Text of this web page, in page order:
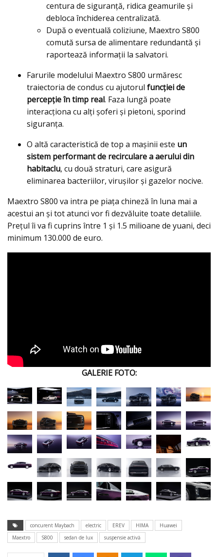
centura de siguranță, ridica geamurile și
debloca închiderea centralizată.
După o eventuală coliziune, Maextro S800
comută sursa de alimentare redundantă și
raportează informații la salvatori.
Farurile modelului Maextro S800 urmăresc
traiectoria de condus cu ajutorul funcției de
percepție în timp real. Faza lungă poate
interacționa cu alți șoferi și pietoni, sporind
siguranța.
O altă caracteristică de top a mașinii este un
sistem performant de recirculare a aerului din
habitaclu, cu două straturi, care asigură
eliminarea bacteriilor, virușilor și gazelor nocive.
Maextro S800 va intra pe piața chineză în luna mai a
acestui an și tot atunci vor fi dezvăluite toate detaliile.
Prețul îi va fi cuprins între 1 și 1.5 milioane de yuani, deci
minimum 130.000 de euro.
GALERIE FOTO:
concurent Maybach electric EREV HIMA
Huawei
Maextro
S800 sedan de lux suspensie activă